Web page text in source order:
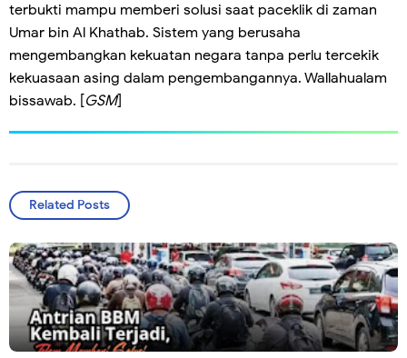
terbukti mampu memberi solusi saat paceklik di zaman
Umar bin Al Khathab. Sistem yang berusaha
mengembangkan kekuatan negara tanpa perlu tercekik
kekuasaan asing dalam pengembangannya. Wallahualam
bissawab. [GSM]
Related Posts